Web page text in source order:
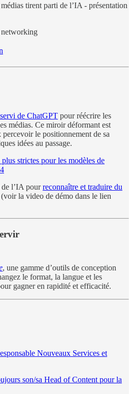
tirent parti de l’IA - présentation
servi de ChatGPT pour réécrire les
médias. Ce miroir déformant est
le positionnement de sa
idées au passage.
strictes pour les modèles de
de l’IA pourreconnaître et traduire du
(voir la video de démo dans le lien
, une gamme d’outils de conception
le format, la langue et les
gagner en rapidité et efficacité.
Nouveaux Services et
son/sa Head of Content pour la